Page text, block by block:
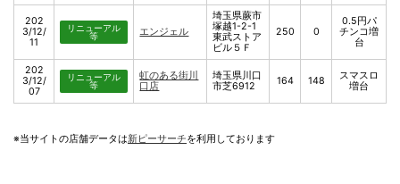
202
3/12/
11
リニューアル
等
エンジェル
埼玉県蕨市
塚越1-2-1
東武ストア
ビル５Ｆ
250 0
0.5円パ
チンコ増
台
202
3/12/
07
リニューアル
等
虹のある街川
口店
埼玉県川口
市芝6912
164 148
スマスロ
増台
※当サイトの店舗データは新ピーサーチを利用しております